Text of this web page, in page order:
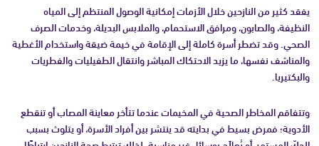
يفقد كثير من النازحين خلال الأزمات إمكانية الوصول المنتظم إلى المياه
النظيفة، والصابون، ومرافق الاستحمام، والملابس البديلة، وخدمات الصرف
الصحي. وقد تضطر أسرة كاملة إلى الإقامة في خيمة ضيقة واستخدام الأغطية
والمناشف نفسها، ما يزيد الاحتكاك المباشر وانتقال الطفيليات والفطريات
والبكتيريا.
وتتفاقم المخاطر الصحية في المخيمات عندما تتأخر معاينة المصاب أو تنقطع
الأدوية؛ فمرض بسيط في بدايته قد ينتشر بين أفراد الأسرة، أو يتلوث بسبب